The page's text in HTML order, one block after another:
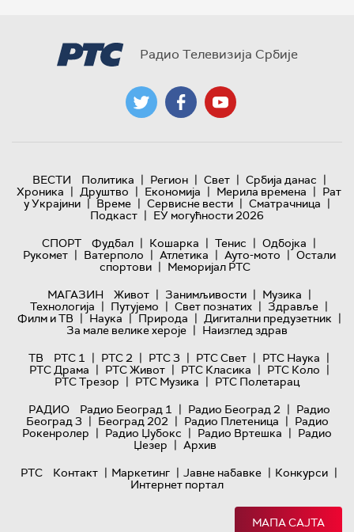
Радио Телевизија Србије
ВЕСТИ Политика | Регион | Свет | Србија данас |
Хроника | Друштво | Економија | Мерила времена | Рат
у Украјини | Време | Сервисне вести | Сматрачница |
Подкаст | ЕУ могућности 2026
СПОРТ
Фудбал | Кошарка | Тенис | Одбојка |
Рукомет | Ватерполо | Атлетика | Ауто-мото | Остали
спортови | Меморијал РТС
МАГАЗИН
Живот | Занимљивости | Музика |
Технологијa | Путујемо | Свет познатих | Здравље |
Филм и ТВ | Наука | Природа | Дигитални предузетник |
За мале велике хероје | Наизглед здрав
ТВ
РТС 1 | РТС 2 | РТС 3 | РТС Свет | РТС Наука |
РТС Драма | РТС Живот | РТС Класика | РТС Коло |
РТС Трезор | РТС Музика | РТС Полетарац
РАДИО
Радио Београд 1 | Радио Београд 2 | Радио
Београд 3 | Београд 202 | Радио Плетеница | Радио
Рокенролер | Радио Џубокс | Радио Вртешка | Радио
Џезер | Архив
РТС
Контакт | Маркетинг | Јавне набавке | Конкурси |
Интернет портал
МАПА САЈТА